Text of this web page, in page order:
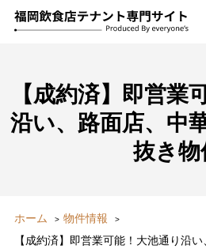
【成約済】即営業
沿い、路面店、中
抜き物
ホーム
物件情報
【成約済】即営業可能！大池通り沿